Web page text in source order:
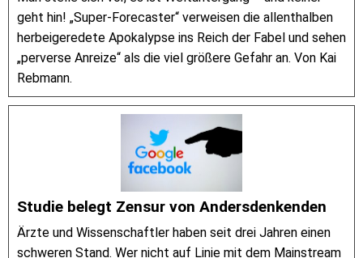
geht hin! „Super-Forecaster“ verweisen die allenthalben
herbeigeredete Apokalypse ins Reich der Fabel und sehen
„perverse Anreize“ als die viel größere Gefahr an. Von Kai
Rebmann.
Studie belegt Zensur von Andersdenkenden
Ärzte und Wissenschaftler haben seit drei Jahren einen
schweren Stand. Wer nicht auf Linie mit dem Mainstream